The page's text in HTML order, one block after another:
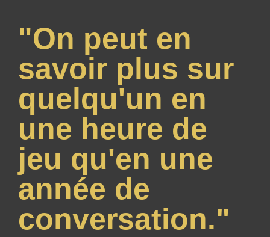
"On peut en
savoir plus sur
quelqu'un en
une heure de
jeu qu'en une
année de
conversation."